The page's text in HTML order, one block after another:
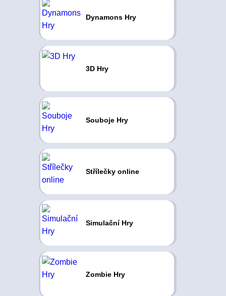
Dynamons Hry
3D Hry
Souboje Hry
Střílečky online
Simulační Hry
Zombie Hry